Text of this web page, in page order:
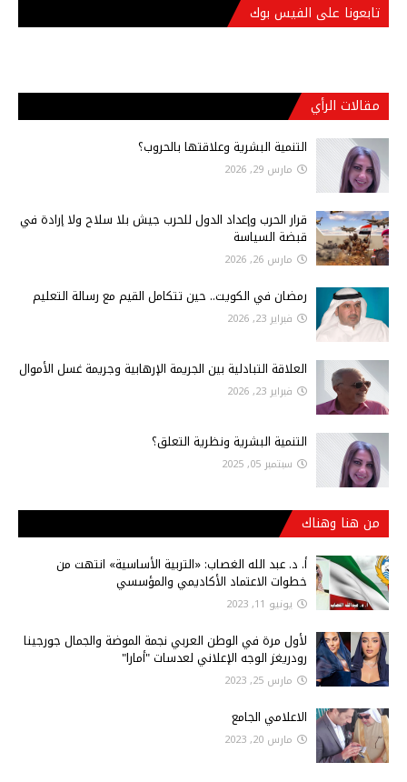
تابعونا على الفيس بوك
مقالات الرأي
التنمية البشرية وعلاقتها بالحروب؟
مارس 29, 2026
قرار الحرب وإعداد الدول للحرب جيش بلا سلاح ولا إرادة في
قبضة السياسة
مارس 26, 2026
رمضان في الكويت.. حين تتكامل القيم مع رسالة التعليم
فبراير 23, 2026
العلاقة التبادلية بين الجريمة الإرهابية وجريمة غسل الأموال
فبراير 23, 2026
التنمية البشرية ونظرية التعلق؟
سبتمبر 05, 2025
من هنا وهناك
أ‌. د. عبد الله الغصاب: «التربية الأساسية» انتهت من
خطوات الاعتماد الأكاديمي والمؤسسي
يونيو 11, 2023
لأول مرة في الوطن العربي نجمة الموضة والجمال جورجينا
رودريغز الوجه الإعلاني لعدسات "أمارا"
مارس 25, 2023
الاعلامي الجامع
مارس 20, 2023